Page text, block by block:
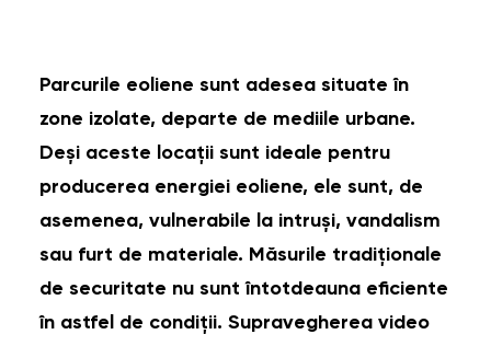
Parcurile eoliene sunt adesea situate în
zone izolate, departe de mediile urbane.
Deși aceste locații sunt ideale pentru
producerea energiei eoliene, ele sunt, de
asemenea, vulnerabile la intruși, vandalism
sau furt de materiale. Măsurile tradiționale
de securitate nu sunt întotdeauna eficiente
în astfel de condiții. Supravegherea video